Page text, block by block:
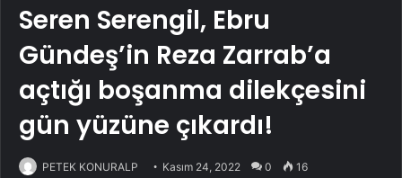
Seren Serengil, Ebru
Gündeş’in Reza Zarrab’a
açtığı boşanma dilekçesini
gün yüzüne çıkardı!
PETEK KONURALP Kasım 24, 2022 0 16